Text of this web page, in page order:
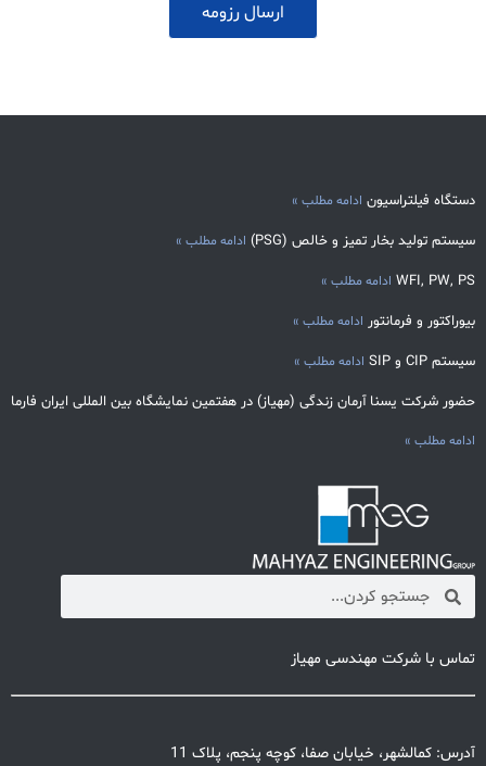
ارسال رزومه
دستگاه فیلتراسیون ادامه مطلب »
سیستم تولید بخار تمیز و خالص (PSG) ادامه مطلب »
WFI, PW, PS ادامه مطلب »
بیوراکتور و فرمانتور ادامه مطلب »
سیستم CIP و SIP ادامه مطلب »
حضور شرکت یسنا آرمان زندگی (مهیاز) در هفتمین نمایشگاه بین المللی ایران فارما
ادامه مطلب »
تماس با شرکت مهندسی مهیاز
آدرس: کمالشهر، خیابان صفا، کوچه پنجم، پلاک 11